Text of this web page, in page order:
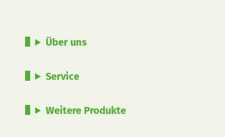
Über uns
Service
Weitere Produkte